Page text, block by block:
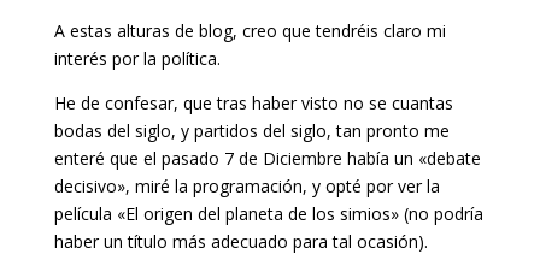
A estas alturas de blog, creo que tendréis claro mi
interés por la política.
He de confesar, que tras haber visto no se cuantas
bodas del siglo, y partidos del siglo, tan pronto me
enteré que el pasado 7 de Diciembre había un «debate
decisivo», miré la programación, y opté por ver la
película «El origen del planeta de los simios» (no podría
haber un título más adecuado para tal ocasión).